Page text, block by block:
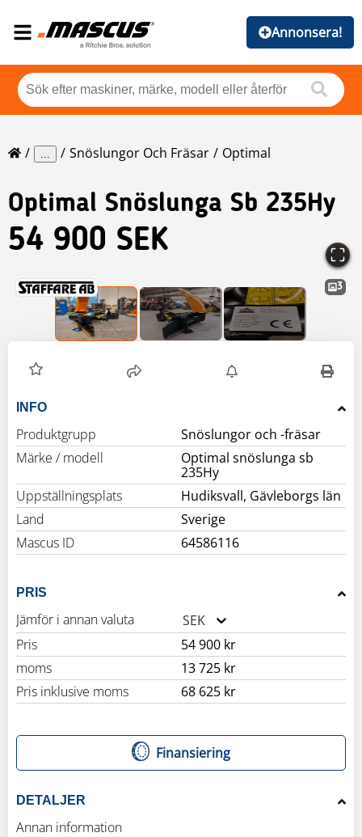
Annonsera!
... Snöslungor Och Fräsar Optimal
Optimal Snöslunga Sb 235Hy
54 900 SEK
3
INFO
Produktgrupp
Snöslungor och -fräsar
Märke / modell
Optimal snöslunga sb
235Hy
Uppställningsplats
Hudiksvall, Gävleborgs län
Land
Sverige
Mascus ID
64586116
PRIS
Jämför i annan valuta
SEK
Pris
54 900 kr
moms
13 725 kr
Pris inklusive moms
68 625 kr
Finansiering
DETALJER
Annan information